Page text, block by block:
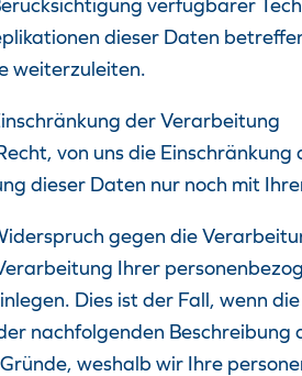
verfügbarer
dieser Daten
weiterzuleiten.
der Verarbeitung
von uns die
dieser Daten nur noch mit
gegen die
Ihrer
Dies ist der Fall, wenn
nachfolgenden
weshalb wir Ihre